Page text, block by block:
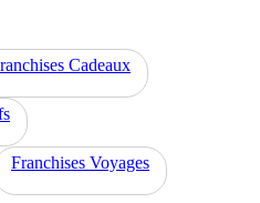
Cadeaux
Franchises Voyages